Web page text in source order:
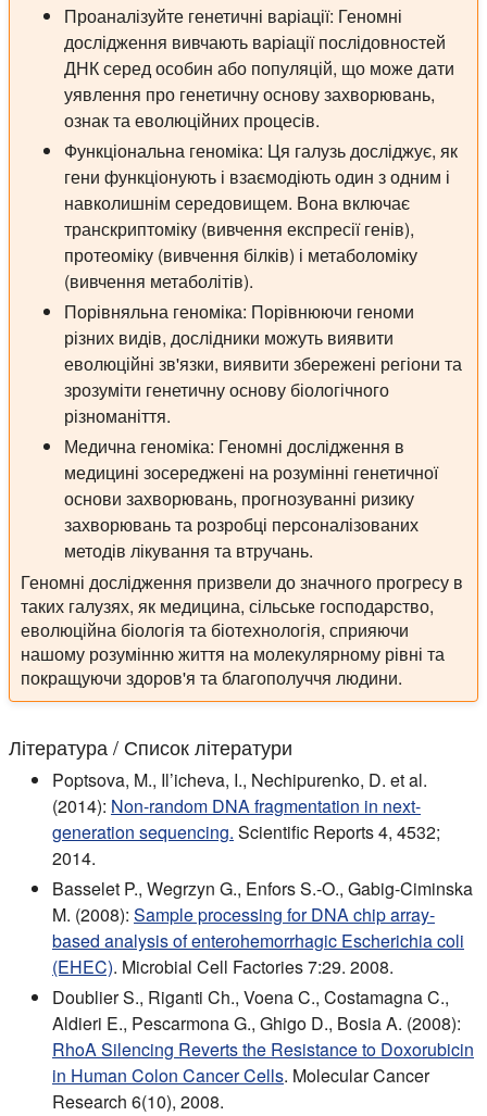
Проаналізуйте генетичні варіації: Геномні
дослідження вивчають варіації послідовностей
ДНК серед особин або популяцій, що може дати
уявлення про генетичну основу захворювань,
ознак та еволюційних процесів.
Функціональна геноміка: Ця галузь досліджує, як
гени функціонують і взаємодіють один з одним і
навколишнім середовищем. Вона включає
транскриптоміку (вивчення експресії генів),
протеоміку (вивчення білків) і метаболоміку
(вивчення метаболітів).
Порівняльна геноміка: Порівнюючи геноми
різних видів, дослідники можуть виявити
еволюційні зв'язки, виявити збережені регіони та
зрозуміти генетичну основу біологічного
різноманіття.
Медична геноміка: Геномні дослідження в
медицині зосереджені на розумінні генетичної
основи захворювань, прогнозуванні ризику
захворювань та розробці персоналізованих
методів лікування та втручань.
Геномні дослідження призвели до значного прогресу в
таких галузях, як медицина, сільське господарство,
еволюційна біологія та біотехнологія, сприяючи
нашому розумінню життя на молекулярному рівні та
покращуючи здоров'я та благополуччя людини.
Література / Список літератури
Poptsova, M., Il’icheva, I., Nechipurenko, D. et al.
(2014): Non-random DNA fragmentation in next-
generation sequencing. Scientific Reports 4, 4532;
2014.
Basselet P., Wegrzyn G., Enfors S.-O., Gabig-Ciminska
M. (2008): Sample processing for DNA chip array-
based analysis of enterohemorrhagic Escherichia coli
(EHEC). Microbial Cell Factories 7:29. 2008.
Doublier S., Riganti Ch., Voena C., Costamagna C.,
Aldieri E., Pescarmona G., Ghigo D., Bosia A. (2008):
RhoA Silencing Reverts the Resistance to Doxorubicin
in Human Colon Cancer Cells. Molecular Cancer
Research 6(10), 2008.